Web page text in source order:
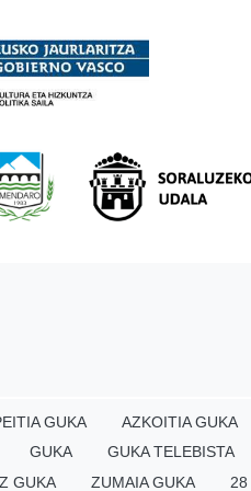
GUKA AZKOITIA GUKA
GUKA
GUKA TELEBISTA
GUKA
ZUMAIA GUKA 28